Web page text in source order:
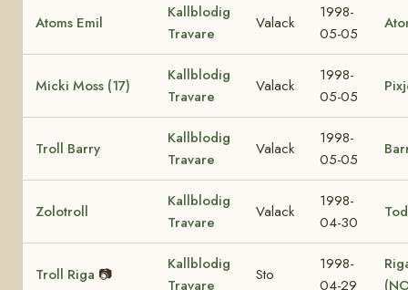
Atoms Emil
Kallblodig
Travare
Valack
1998-
05-05
Micki Moss (17)
Kallblodig
Travare
Valack
1998-
05-05
Troll Barry
Kallblodig
Travare
Valack
1998-
05-05
Zolotroll
Kallblodig
Travare
Valack
1998-
04-30
Troll Riga 📷
Kallblodig
Travare
Sto
1998-
04-29